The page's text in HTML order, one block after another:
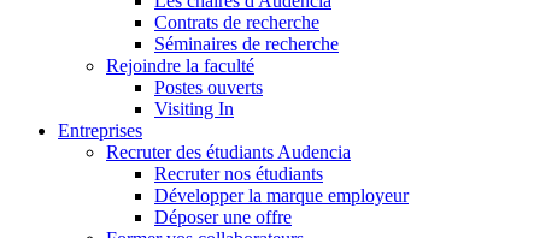
Contrats de recherche
Séminaires de recherche
Rejoindre la faculté
Postes ouverts
Visiting In
Entreprises
Recruter des étudiants Audencia
Recruter nos étudiants
Développer la marque employeur
Déposer une offre